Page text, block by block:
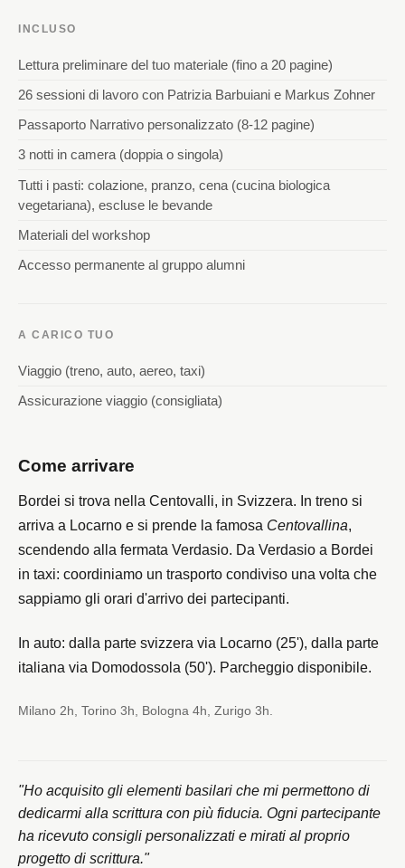
INCLUSO
Lettura preliminare del tuo materiale (fino a 20 pagine)
26 sessioni di lavoro con Patrizia Barbuiani e Markus Zohner
Passaporto Narrativo personalizzato (8-12 pagine)
3 notti in camera (doppia o singola)
Tutti i pasti: colazione, pranzo, cena (cucina biologica
vegetariana), escluse le bevande
Materiali del workshop
Accesso permanente al gruppo alumni
A CARICO TUO
Viaggio (treno, auto, aereo, taxi)
Assicurazione viaggio (consigliata)
Come arrivare
Bordei si trova nella Centovalli, in Svizzera. In treno si
arriva a Locarno e si prende la famosa Centovallina,
scendendo alla fermata Verdasio. Da Verdasio a Bordei
in taxi: coordiniamo un trasporto condiviso una volta che
sappiamo gli orari d'arrivo dei partecipanti.
In auto: dalla parte svizzera via Locarno (25'), dalla parte
italiana via Domodossola (50'). Parcheggio disponibile.
Milano 2h, Torino 3h, Bologna 4h, Zurigo 3h.
"Ho acquisito gli elementi basilari che mi permettono di
dedicarmi alla scrittura con più fiducia. Ogni partecipante
ha ricevuto consigli personalizzati e mirati al proprio
progetto di scrittura."